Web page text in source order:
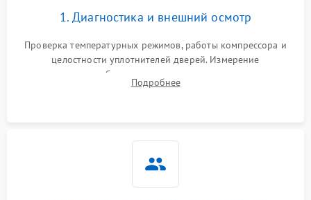
работе
2000 ₽ Подробнее →
1000 ₽
1800 ₽
1. Диагностика и внешний осмотр
Проверка температурных режимов, работы компрессора и
целостности уплотнителей дверей. Измерение
сопротивления обмоток мотора, проверка термостата и
считывание кодов ошибок с электронного дисплея.
Подробнее